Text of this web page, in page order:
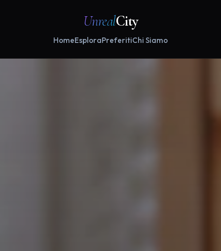
UnrealCity
HomeEsploraPreferitiChi Siamo